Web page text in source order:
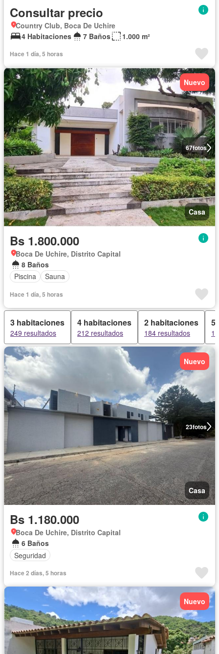
Consultar precio
Country Club, Boca De Uchire
4 Habitaciones
7 Baños 1.000 m²
Hace 1 día, 5 horas
67fotos
Nuevo
Casa
Bs 1.800.000
Boca De Uchire, Distrito Capital
8 Baños
Piscina
Sauna
Hace 1 día, 5 horas
3 habitaciones
249 resultados
4 habitaciones
212 resultados
2 habitaciones
184 resultados
5
23fotos
Nuevo
Casa
Bs 1.180.000
Boca De Uchire, Distrito Capital
6 Baños
Seguridad
Hace 2 días, 5 horas
Nuevo